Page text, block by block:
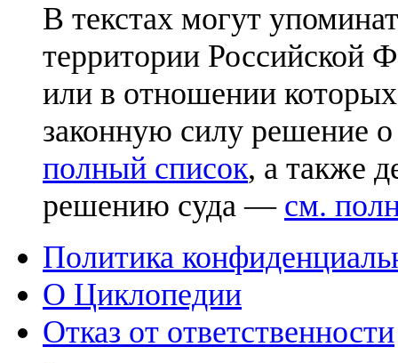
В текстах могут
территории Российской
или в отношении
законную силу решение
полный список, а также
решению суда — см.
Политика
О Циклопедии
Отказ от ответственности